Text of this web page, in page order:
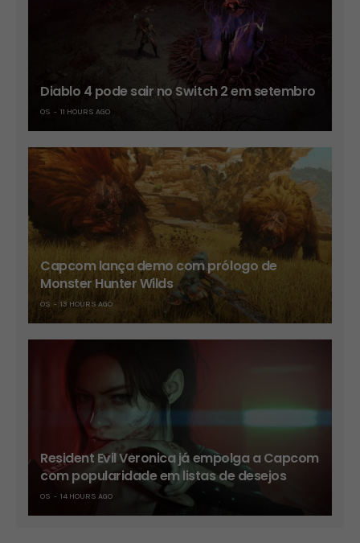
Diablo 4 pode sair no Switch 2 em setembro
OS 11 HOURS AGO
Capcom lança demo com prólogo de
Monster Hunter Wilds
OS 13 HOURS AGO
Resident Evil Veronica já empolga a Capcom
com popularidade em listas de desejos
OS 14 HOURS AGO